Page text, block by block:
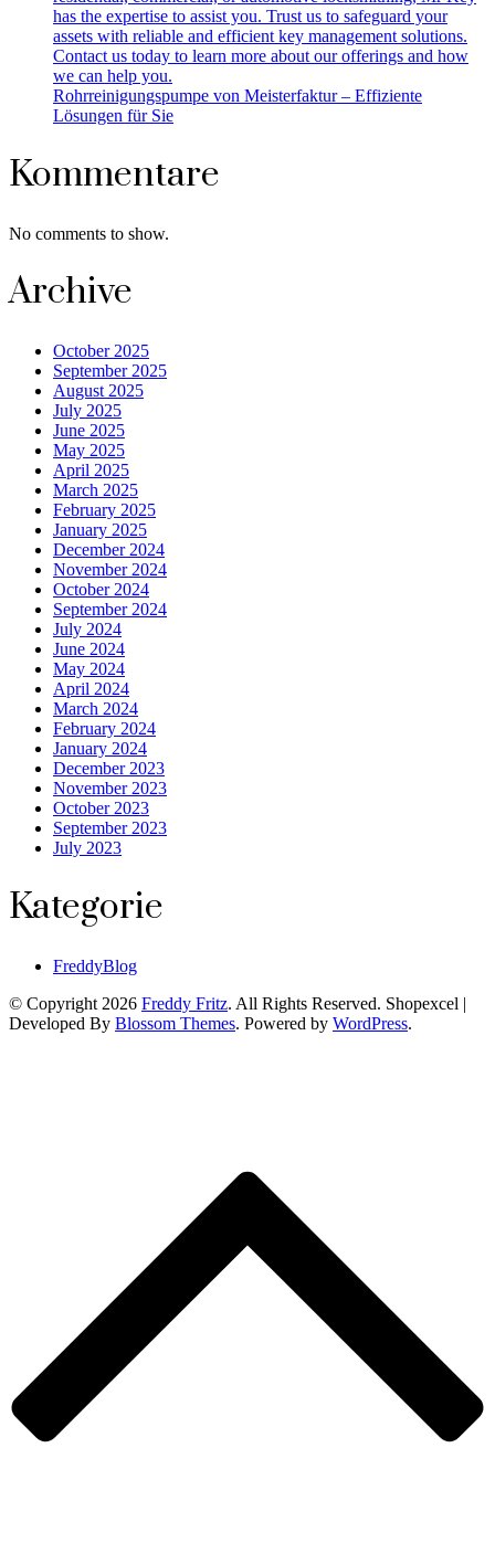
has the expertise to assist you. Trust us to safeguard your
assets with reliable and efficient key management solutions.
Contact us today to learn more about our offerings and how
we can help you.
Rohrreinigungspumpe von Meisterfaktur – Effiziente
Lösungen für Sie
Kommentare
No comments to show.
Archive
October 2025
September 2025
August 2025
July 2025
June 2025
May 2025
April 2025
March 2025
February 2025
January 2025
December 2024
November 2024
October 2024
September 2024
July 2024
June 2024
May 2024
April 2024
March 2024
February 2024
January 2024
December 2023
November 2023
October 2023
September 2023
July 2023
Kategorie
FreddyBlog
© Copyright 2026 Freddy Fritz. All Rights Reserved. Shopexcel |
Developed By Blossom Themes. Powered by WordPress.